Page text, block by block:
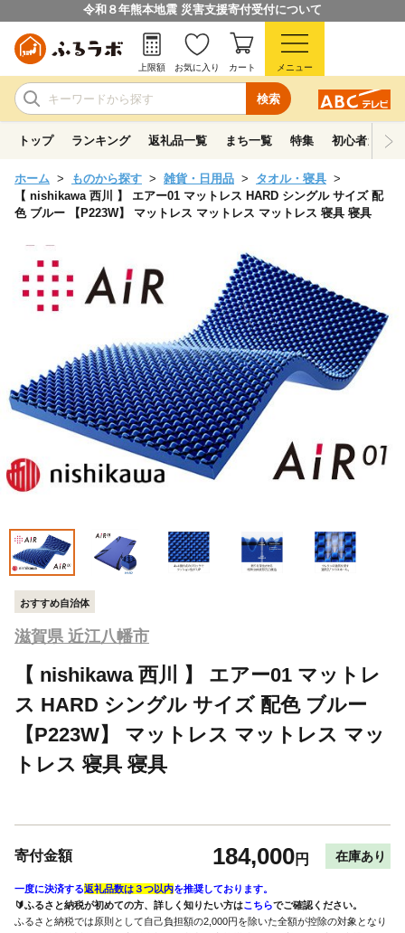
令和８年熊本地震 災害支援寄付受付について
検索
上限額 お気に入り カート メニュー
トップ ランキング 返礼品一覧 まち一覧 特集 初心者ガイド
ホーム ものから探す 雑貨・日用品
タオル・寝具
【 nishikawa 西川 】 エアー01 マットレス HARD シングル サイズ 配
色 ブルー 【P223W】 マットレス マットレス マットレス 寝具 寝具
おすすめ自治体
滋賀県 近江八幡市
【 nishikawa 西川 】 エアー01 マットレ
ス HARD シングル サイズ 配色 ブルー
【P223W】 マットレス マットレス マッ
トレス 寝具 寝具
寄付金額 184,000円 在庫あり
一度に決済する返礼品数は３つ以内を推奨しております。
🔰ふるさと納税が初めての方、詳しく知りたい方はこちらでご確認ください。
ふるさと納税では原則として自己負担額の2,000円を除いた全額が控除の対象となり